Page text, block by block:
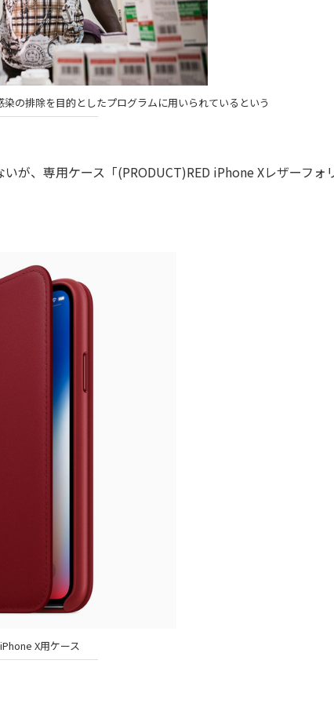
の排除を目的としたプログラムに用いられているという
が、専用ケース「(PRODUCT)RED iPhone Xレザーフォ
X用ケース